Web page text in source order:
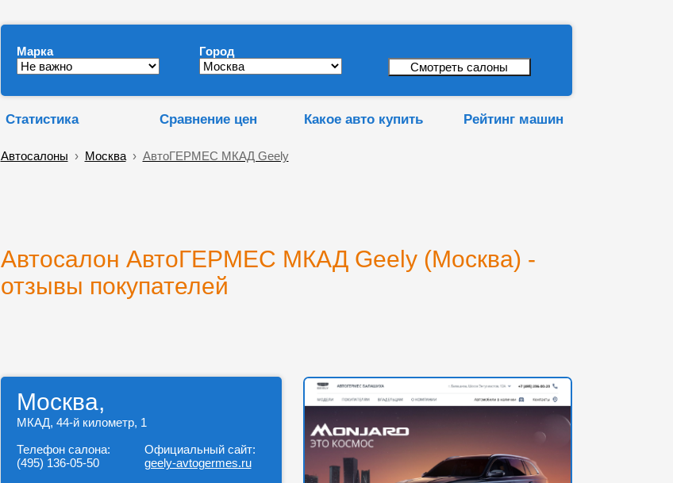
Марка Город
Статистика Сравнение цен Какое авто купить Рейтинг машин
Автосалоны › Москва› АвтоГЕРМЕС МКАД Geely
Автосалон АвтоГЕРМЕС МКАД Geely (Москва) -
отзывы покупателей
Москва,
МКАД, 44-й километр, 1
Телефон салона:
(495) 136-05-50
Официальный сайт:
geely-avtogermes.ru